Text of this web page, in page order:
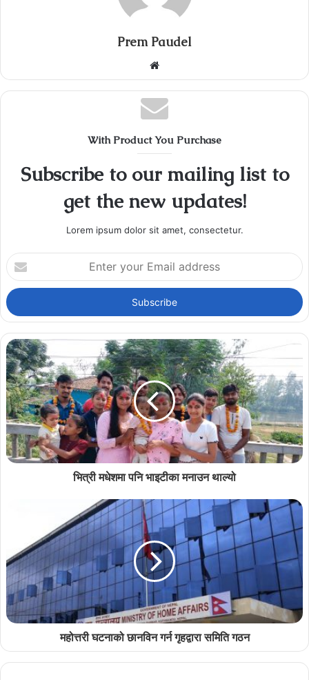
Prem Paudel
Website
With Product You Purchase
Subscribe to our mailing list to
get the new updates!
Lorem ipsum dolor sit amet, consectetur.
Enter
your
Email
address
भित्री मधेशमा पनि भाइटीका मनाउन थाल्यो
महोत्तरी घटनाको छानविन गर्न गृहद्वारा समिति गठन